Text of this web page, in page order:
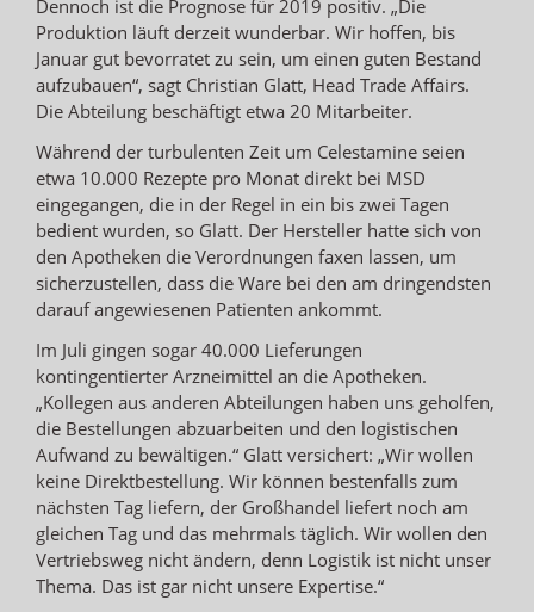
Dennoch ist die Prognose für 2019 positiv. „Die
Produktion läuft derzeit wunderbar. Wir hoffen, bis
Januar gut bevorratet zu sein, um einen guten Bestand
aufzubauen“, sagt Christian Glatt, Head Trade Affairs.
Die Abteilung beschäftigt etwa 20 Mitarbeiter.
Während der turbulenten Zeit um Celestamine seien
etwa 10.000 Rezepte pro Monat direkt bei MSD
eingegangen, die in der Regel in ein bis zwei Tagen
bedient wurden, so Glatt. Der Hersteller hatte sich von
den Apotheken die Verordnungen faxen lassen, um
sicherzustellen, dass die Ware bei den am dringendsten
darauf angewiesenen Patienten ankommt.
Im Juli gingen sogar 40.000 Lieferungen
kontingentierter Arzneimittel an die Apotheken.
„Kollegen aus anderen Abteilungen haben uns geholfen,
die Bestellungen abzuarbeiten und den logistischen
Aufwand zu bewältigen.“ Glatt versichert: „Wir wollen
keine Direktbestellung. Wir können bestenfalls zum
nächsten Tag liefern, der Großhandel liefert noch am
gleichen Tag und das mehrmals täglich. Wir wollen den
Vertriebsweg nicht ändern, denn Logistik ist nicht unser
Thema. Das ist gar nicht unsere Expertise.“